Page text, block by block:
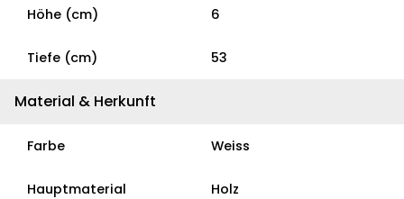
Höhe (cm) 6
Tiefe (cm) 53
Material & Herkunft
Farbe Weiss
Hauptmaterial Holz